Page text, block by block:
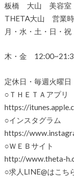
板橋 大山 美容室
THETA大山 営業
月・水・土・日・
木・金
定休日・毎週火曜日
○ＴＨＥＴＡアプリ
https://
○インスタグラム
https://
○ＷＥＢサイト
http://www.theta-
○求人LINE@はこち